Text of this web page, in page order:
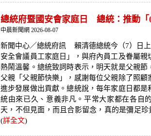
總統府暨國安會家庭日 總統：推動
中晨新聞網 2026-08-07
新聞中心／總統府訊 賴清德總統今（7）日
安全會議員工家庭日」，與府內員工及眷屬親
熱鬧溫馨。總統致詞時表示，明天就是父親節
父親「父親節快樂」，感謝每位父親除了照顧
進步發展做出貢獻。總統說，每年家庭日都
統由來已久、意義非凡。平常大家都在各自
天，不但見面，而且合影留念，真的是彌足
(詳全文)